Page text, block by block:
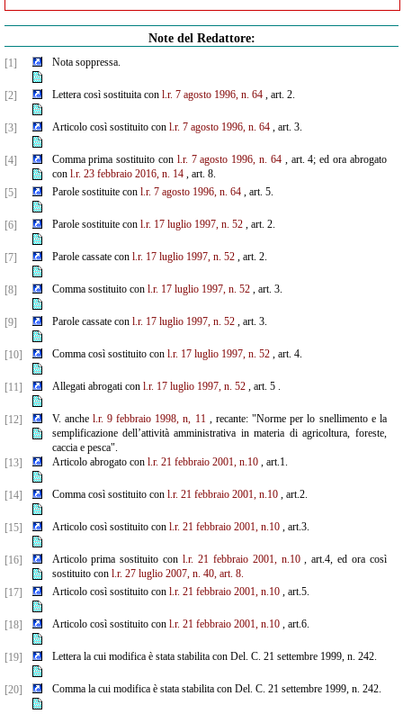
Note del Redattore:
[1] Nota soppressa.
[2] Lettera così sostituita con l.r. 7 agosto 1996, n. 64, art. 2.
[3] Articolo così sostituito con l.r. 7 agosto 1996, n. 64, art. 3.
[4] Comma prima sostituito con l.r. 7 agosto 1996, n. 64, art. 4; ed ora abrogato
con l.r. 23 febbraio 2016, n. 14, art. 8.
[5]
Parole sostituite con l.r. 7 agosto 1996, n. 64, art. 5.
[6] Parole sostituite con l.r. 17 luglio 1997, n. 52, art. 2.
[7] Parole cassate con l.r. 17 luglio 1997, n. 52, art. 2.
[8] Comma sostituito con l.r. 17 luglio 1997, n. 52, art. 3.
[9] Parole cassate con l.r. 17 luglio 1997, n. 52, art. 3.
[10] Comma così sostituito con l.r. 17 luglio 1997, n. 52, art. 4.
[11] Allegati abrogati con l.r. 17 luglio 1997, n. 52, art. 5 .
[12] V. anche l.r. 9 febbraio 1998, n, 11, recante: "Norme per lo snellimento e la
semplificazione dell’attività amministrativa in materia di agricoltura, foreste,
caccia e pesca".
[13]
Articolo abrogato con l.r. 21 febbraio 2001, n.10, art.1.
[14] Comma così sostituito con l.r. 21 febbraio 2001, n.10, art.2.
[15] Articolo così sostituito con l.r. 21 febbraio 2001, n.10, art.3.
[16] Articolo prima sostituito conl.r. 21 febbraio 2001, n.10, art.4, ed ora così
sostituito con l.r. 27 luglio 2007, n. 40, art. 8.
[17]
Articolo così sostituito con l.r. 21 febbraio 2001, n.10, art.5.
[18] Articolo così sostituito con l.r. 21 febbraio 2001, n.10, art.6.
[19] Lettera la cui modifica è stata stabilita con Del. C. 21 settembre 1999, n. 242.
[20] Comma la cui modifica è stata stabilita con Del. C. 21 settembre 1999, n. 242.